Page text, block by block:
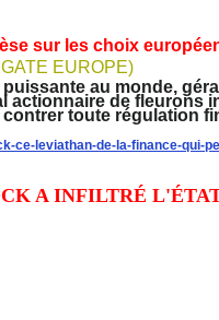
sur les choix
EUROPE)
au monde,
actionnaire de fleurons
contrer toute régulation
ce-leviathan-de-la-finance-qui-
A INFILTRÉ